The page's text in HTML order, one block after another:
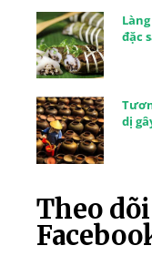
đặc
dị
Theo